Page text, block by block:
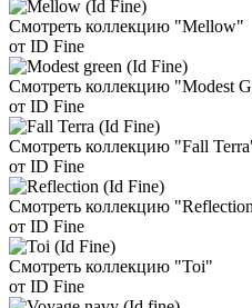
Смотреть коллекцию "Mellow"
от ID Fine
Смотреть коллекцию "Modest
от ID Fine
Смотреть коллекцию "Fall
от ID Fine
Смотреть коллекцию
от ID Fine
Смотреть коллекцию "Toi"
от ID Fine